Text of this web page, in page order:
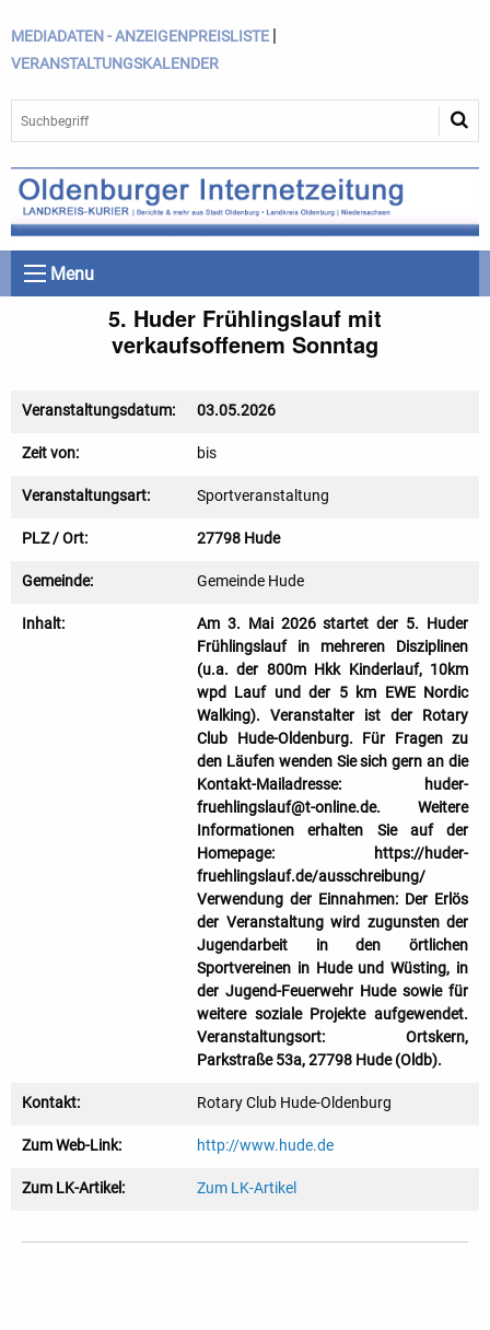
MEDIADATEN - ANZEIGENPREISLISTE |
VERANSTALTUNGSKALENDER
Menu
5. Huder Frühlingslauf mit
verkaufsoffenem Sonntag
Veranstaltungsdatum: 03.05.2026
Zeit von: bis
Veranstaltungsart: Sportveranstaltung
PLZ / Ort: 27798 Hude
Gemeinde: Gemeinde Hude
Inhalt:
Am 3. Mai 2026 startet der 5. Huder
Frühlingslauf in mehreren Disziplinen
(u.a. der 800m Hkk Kinderlauf, 10km
wpd Lauf und der 5 km EWE Nordic
Walking). Veranstalter ist der Rotary
Club Hude-Oldenburg. Für Fragen zu
den Läufen wenden Sie sich gern an die
Kontakt-Mailadresse: huder-
fruehlingslauf@t-online.de. Weitere
Informationen erhalten Sie auf der
Homepage: https://huder-
fruehlingslauf.de/ausschreibung/
Verwendung der Einnahmen: Der Erlös
der Veranstaltung wird zugunsten der
Jugendarbeit in den örtlichen
Sportvereinen in Hude und Wüsting, in
der Jugend-Feuerwehr Hude sowie für
weitere soziale Projekte aufgewendet.
Veranstaltungsort: Ortskern,
Parkstraße 53a, 27798 Hude (Oldb).
Kontakt: Rotary Club Hude-Oldenburg
Zum Web-Link: http://www.hude.de
Zum LK-Artikel: Zum LK-Artikel